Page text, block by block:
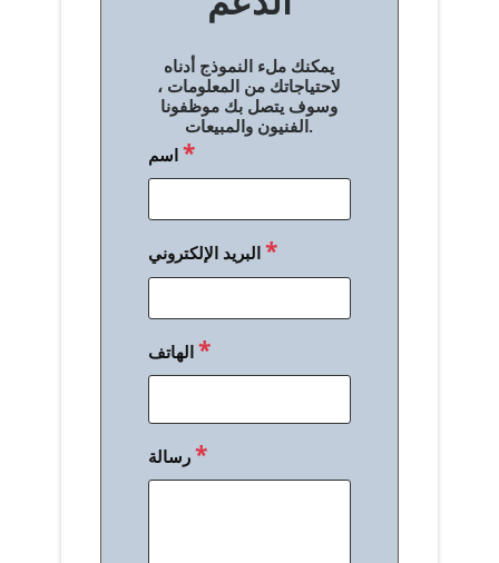
يمكنك ملء النموذج أدناه
لاحتياجاتك من المعلومات ،
وسوف يتصل بك موظفونا
الفنيون والمبيعات.
اسم*
البريد الإلكتروني*
الهاتف*
رسالة*